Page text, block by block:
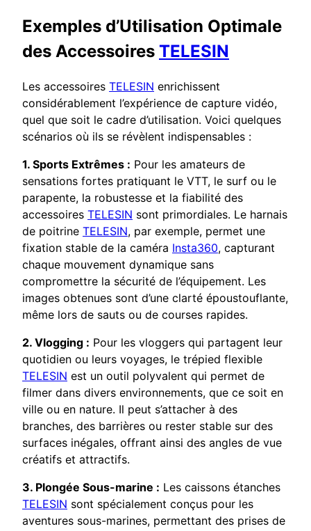
Exemples d’Utilisation Optimale
des Accessoires TELESIN
Les accessoires TELESIN enrichissent
considérablement l’expérience de capture vidéo,
quel que soit le cadre d’utilisation. Voici quelques
scénarios où ils se révèlent indispensables :
1. Sports Extrêmes : Pour les amateurs de
sensations fortes pratiquant le VTT, le surf ou le
parapente, la robustesse et la fiabilité des
accessoires TELESIN sont primordiales. Le harnais
de poitrine TELESIN, par exemple, permet une
fixation stable de la caméra Insta360, capturant
chaque mouvement dynamique sans
compromettre la sécurité de l’équipement. Les
images obtenues sont d’une clarté époustouflante,
même lors de sauts ou de courses rapides.
2. Vlogging : Pour les vloggers qui partagent leur
quotidien ou leurs voyages, le trépied flexible
TELESIN est un outil polyvalent qui permet de
filmer dans divers environnements, que ce soit en
ville ou en nature. Il peut s’attacher à des
branches, des barrières ou rester stable sur des
surfaces inégales, offrant ainsi des angles de vue
créatifs et attractifs.
3. Plongée Sous-marine : Les caissons étanches
TELESIN sont spécialement conçus pour les
aventures sous-marines, permettant des prises de